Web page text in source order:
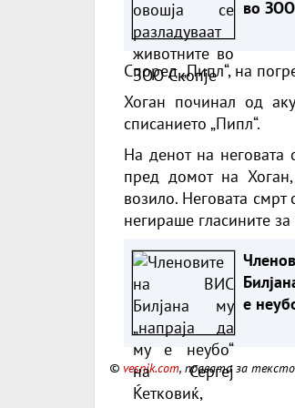
во
Според „Пипл“, на
Хоган починал од
списанието „Пипл“.
На денот на
пред домот на
возило. Неговата смрт
негираше гласините за
е
© vesnik.com, правата за